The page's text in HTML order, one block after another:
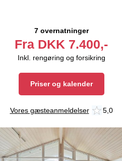
7 overnatninger
Fra DKK 7.400,-
Inkl. rengøring og forsikring
Priser og kalender
Vores gæsteanmeldelser 5,0